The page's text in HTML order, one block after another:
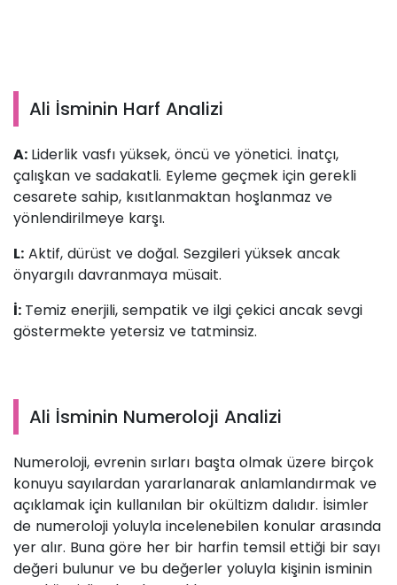
Ali İsminin Harf Analizi
A: Liderlik vasfı yüksek, öncü ve yönetici. İnatçı,
çalışkan ve sadakatli. Eyleme geçmek için gerekli
cesarete sahip, kısıtlanmaktan hoşlanmaz ve
yönlendirilmeye karşı.
L: Aktif, dürüst ve doğal. Sezgileri yüksek ancak
önyargılı davranmaya müsait.
İ: Temiz enerjili, sempatik ve ilgi çekici ancak sevgi
göstermekte yetersiz ve tatminsiz.
Ali İsminin Numeroloji Analizi
Numeroloji, evrenin sırları başta olmak üzere birçok
konuyu sayılardan yararlanarak anlamlandırmak ve
açıklamak için kullanılan bir okültizm dalıdır. İsimler
de numeroloji yoluyla incelenebilen konular arasında
yer alır. Buna göre her bir harfin temsil ettiği bir sayı
değeri bulunur ve bu değerler yoluyla kişinin isminin